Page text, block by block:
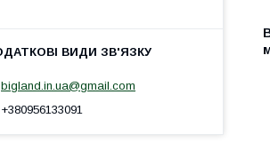
bigland.in.ua@gmail.com
+380956133091